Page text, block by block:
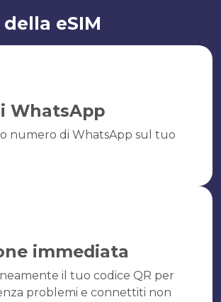
eSIM
WhatsApp
numero di WhatsApp sul tuo
immediata
il tuo codice QR per
problemi e connettiti non